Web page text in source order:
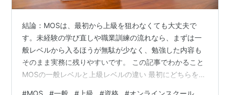
結論：MOSは、最初から上級を狙わなくても大丈夫で
す。未経験の学び直しや職業訓練の流れなら、まずは一
般レベルから入るほうが無駄が少なく、勉強した内容も
そのまま実務に残りやすいです。 この記事でわかること
MOSの一般レベルと上級レベルの違い 最初にどちらを受
#MOS #一般 # 上級 #資格 #オンラインスクール